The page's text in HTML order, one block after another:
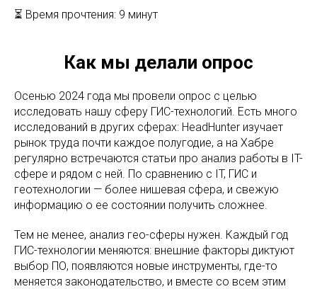
⏳ Время прочтения: 9 минут
Как мы делали опрос
Осенью 2024 года мы провели опрос с целью
исследовать нашу сферу ГИС-технологий. Есть много
исследований в других сферах: HeadHunter изучает
рынок труда почти каждое полугодие, а на Хабре
регулярно встречаются статьи про анализ работы в IT-
сфере и рядом с ней. По сравнению с IT, ГИС и
геотехнологии — более нишевая сфера, и свежую
информацию о ее состоянии получить сложнее.
Тем не менее, анализ гео-сферы нужен. Каждый год
ГИС-технологии меняются: внешние факторы диктуют
выбор ПО, появляются новые инструменты, где-то
меняется законодательство, и вместе со всем этим